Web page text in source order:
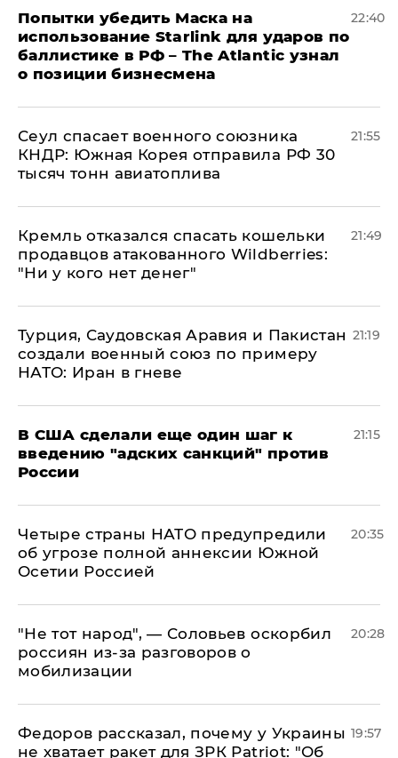
Попытки убедить Маска на
использование Starlink для ударов по
баллистике в РФ – The Atlantic узнал
о позиции бизнесмена
22:40
​Сеул спасает военного союзника
КНДР: Южная Корея отправила РФ 30
тысяч тонн авиатоплива
21:55
Кремль отказался спасать кошельки
продавцов атакованного Wildberries:
"Ни у кого нет денег"
21:49
Турция, Саудовская Аравия и Пакистан
создали военный союз по примеру
НАТО: Иран в гневе
21:19
В США сделали еще один шаг к
введению "адских санкций" против
России
21:15
Четыре страны НАТО предупредили
об угрозе полной аннексии Южной
Осетии Россией
20:35
​"Не тот народ", — Соловьев оскорбил
россиян из-за разговоров о
мобилизации
20:28
Федоров рассказал, почему у Украины
не хватает ракет для ЗРК Patriot: "Об
19:57